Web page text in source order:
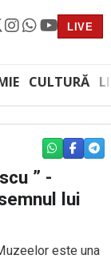
LIVE
CULTURĂ
WHATSAPP
” -
lui
este una